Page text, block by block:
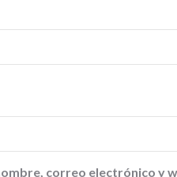
correo electrónico y